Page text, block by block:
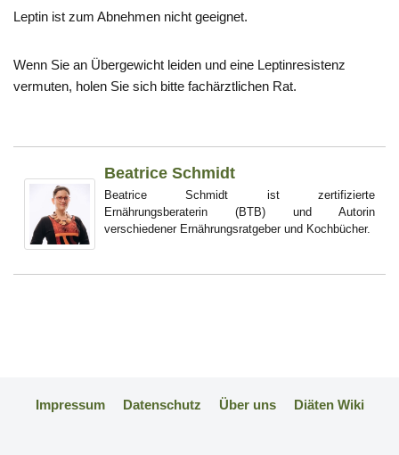
Leptin ist zum Abnehmen nicht geeignet.
Wenn Sie an Übergewicht leiden und eine Leptinresistenz
vermuten, holen Sie sich bitte fachärztlichen Rat.
Beatrice Schmidt
Beatrice Schmidt ist zertifizierte
Ernährungsberaterin (BTB) und Autorin
verschiedener Ernährungsratgeber und Kochbücher.
Impressum Datenschutz Über uns Diäten Wiki